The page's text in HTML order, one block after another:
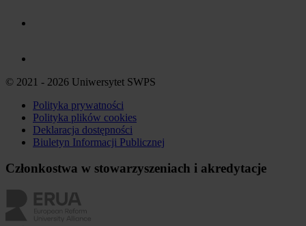
© 2021 - 2026 Uniwersytet SWPS
Polityka prywatności
Polityka plików cookies
Deklaracja dostępności
Biuletyn Informacji Publicznej
Członkostwa w stowarzyszeniach i akredytacje